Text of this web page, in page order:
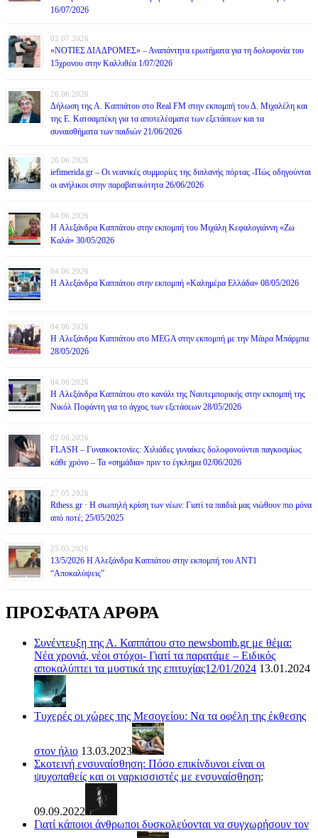
16/07/2026
02.07.2026
«ΝΟΤΙΕΣ ΔΙΑΔΡΟΜΕΣ» – Αναπάντητα ερωτήματα για τη δολοφονία του
15χρονου στην Καλλιθέα 1/07/2026
26.06.2026
Δήλωση της Α. Καππάτου στο Real FM στην εκπομπή του Δ. Μιχαλέλη και
της Ε. Κατσαμπέκη για τα αποτελέσματα των εξετάσεων και τα
συναισθήματα των παιδιών 21/06/2026
26.06.2026
iefimerida.gr – Οι νεανικές συμμορίες της διπλανής πόρτας -Πώς οδηγούνται
οι ανήλικοι στην παραβατικότητα 26/06/2026
04.06.2026
H Αλεξάνδρα Καππάτου στην εκπομπή του Μιχάλη Κεφαλογιάννη «Ζω
Καλά» 30/05/2026
04.06.2026
H Αλεξάνδρα Καππάτου στην εκπομπή «Καλημέρα Ελλάδα» 08/05/2026
04.06.2026
H Αλεξάνδρα Καππάτου στο MEGA στην εκπομπή με την Μάιρα Mπάρμπα
28/05/2026
04.06.2026
H Αλεξάνδρα Καππάτου στο κανάλι της Ναυτεμπορικής στην εκπομπή της
Νικόλ Ποφάντη για το άγχος των εξετάσεων 28/05/2026
02.06.2026
FLASH – Γυναικοκτονίες: Χιλιάδες γυναίκες δολοφονούνται παγκοσμίως
κάθε χρόνο – Τα «σημάδια» πριν το έγκλημα 02/06/2026
27.05.2026
Rthess.gr · Η σιωπηλή κρίση των νέων: Γιατί τα παιδιά μας νιώθουν πιο μόνα
από ποτέ; 25/05/2025
25.05.2026
13/5/2026 Η Αλεξάνδρα Καππάτου στην εκπομπή του ΑΝΤ1
“Αποκαλύψεις”
ΠΡΟΣΦΑΤΑ ΑΡΘΡΑ
Συνέντευξη της Α. Καππάτου στο newsbomb.gr με θέμα:
Νέα χρονιά, νέοι στόχοι- Γιατί τα παρατάμε – Ειδικός
αποκαλύπτει τα μυστικά της επιτυχίας12/01/2024 13.01.2024
Τυχερές οι χώρες της Μεσογείου: Να τα οφέλη της έκθεσης
στον ήλιο 13.03.2023
Σκοτεινή ενσυναίσθηση: Πόσο επικίνδυνοι είναι οι
ψυχοπαθείς και οι ναρκισσιστές με ενσυναίσθηση;
09.09.2022
Γιατί κάποιοι άνθρωποι δυσκολεύονται να συγχωρήσουν τον